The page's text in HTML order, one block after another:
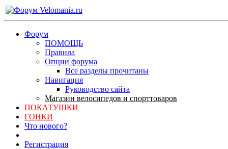
Форум
ПОМОЩЬ
Правила
Опции форума
Все разделы прочитаны
Навигация
Руководство сайта
Магазин велосипедов и спорттоваров
ПОКАТУШКИ
ГОНКИ
Что нового?
Регистрация